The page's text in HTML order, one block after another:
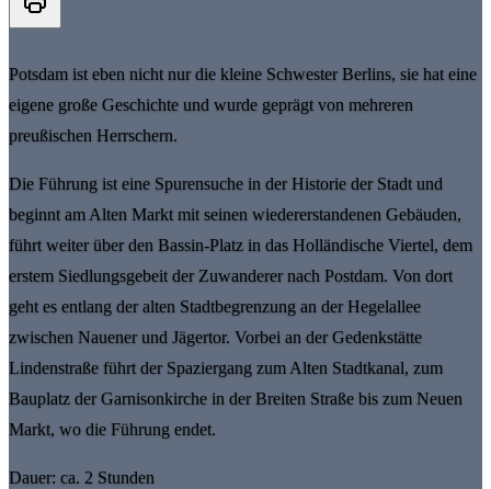
Potsdam ist eben nicht nur die kleine Schwester Berlins, sie hat eine
eigene große Geschichte und wurde geprägt von mehreren
preußischen Herrschern.
Die Führung ist eine Spurensuche in der Historie der Stadt und
beginnt am Alten Markt mit seinen wiedererstandenen Gebäuden,
führt weiter über den Bassin-Platz in das Holländische Viertel, dem
erstem Siedlungsgebeit der Zuwanderer nach Postdam. Von dort
geht es entlang der alten Stadtbegrenzung an der Hegelallee
zwischen Nauener und Jägertor. Vorbei an der Gedenkstätte
Lindenstraße führt der Spaziergang zum Alten Stadtkanal, zum
Bauplatz der Garnisonkirche in der Breiten Straße bis zum Neuen
Markt, wo die Führung endet.
Dauer: ca. 2 Stunden